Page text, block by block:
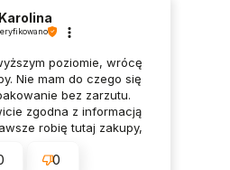
Karolina
poziomie, wrócę
Nie mam do czego się
bez zarzutu.
zgodna z informacją
robię tutaj zakupy,
0